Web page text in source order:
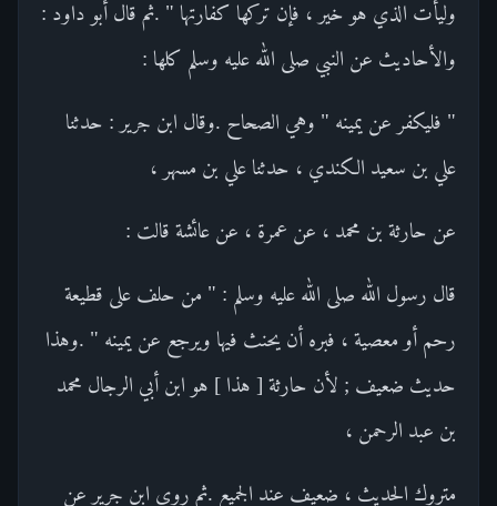
وليأت الذي هو خير ، فإن تركها كفارتها " .ثم قال أبو داود :
والأحاديث عن النبي صلى الله عليه وسلم كلها :
" فليكفر عن يمينه " وهي الصحاح .وقال ابن جرير : حدثنا
علي بن سعيد الكندي ، حدثنا علي بن مسهر ،
عن حارثة بن محمد ، عن عمرة ، عن عائشة قالت :
قال رسول الله صلى الله عليه وسلم : " من حلف على قطيعة
رحم أو معصية ، فبره أن يحنث فيها ويرجع عن يمينه " .وهذا
حديث ضعيف ; لأن حارثة [ هذا ] هو ابن أبي الرجال محمد
بن عبد الرحمن ،
متروك الحديث ، ضعيف عند الجميع .ثم روى ابن جرير عن